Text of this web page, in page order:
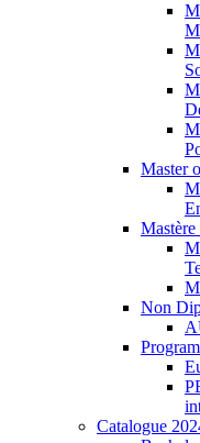
Master
Mastère
Non
Catalogue